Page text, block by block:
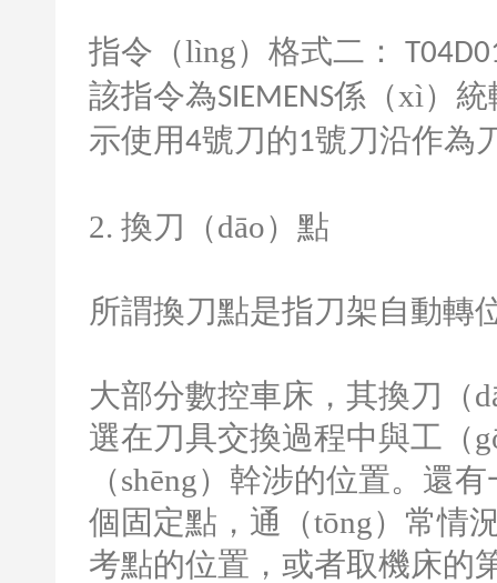
指令（lìng）格式二：
該指令為SIEMENS係（xì）統
示使用4號刀的1號刀沿作為
2. 換刀（dāo）點
所謂換刀點是指刀架自動轉
大部分數控車床，其換刀（
選在刀具交換過程中與工（
（shēng）幹涉的位置。還
個固定點，通（tōng）常情
考點的位置，或者取機床的